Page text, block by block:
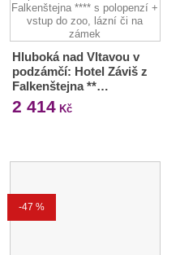
Hluboká nad Vltavou v
podzámčí: Hotel Záviš z
Falkenštejna **…
2 414Kč
-47 %